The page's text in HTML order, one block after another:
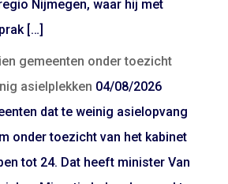
Nijmegen, waar hij met
[…]
gemeenten onder toezicht
asielplekken 04/08/2026
dat te weinig asielopvang
onder toezicht van het kabinet
tot 24. Dat heeft minister Van